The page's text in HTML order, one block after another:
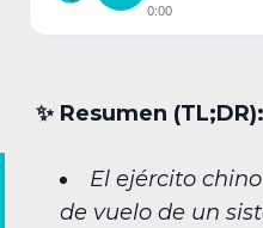
0:00
✨︎ Resumen (TL;DR):
El ejército
de vuelo de un